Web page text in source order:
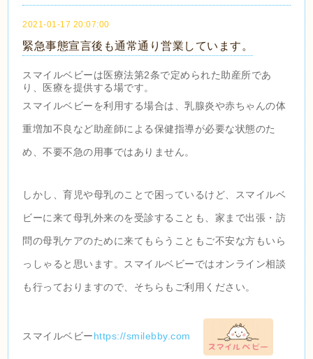
2021-01-17 20:07:00
緊急事態宣言後も通常通り営業しています。
スマイルベビーは医療法第2条で定められた助産所であ
り、医療を提供する場です。
スマイルベビーを利用する場合は、乳腺炎や赤ちゃんの体
重増加不良など助産師による保健指導が必要な状態のた
め、不要不急の用事ではありません。
しかし、育児や母乳のことで困っているけど、スマイルベ
ビーに来て母乳外来のを受診することも、家まで出張・訪
問の母乳ケアのために来てもらうこともご不安な方もいら
っしゃると思います。スマイルベビーではオンライン相談
も行っておりますので、そちらもご利用ください。
スマイルベビーhttps://smilebby.com